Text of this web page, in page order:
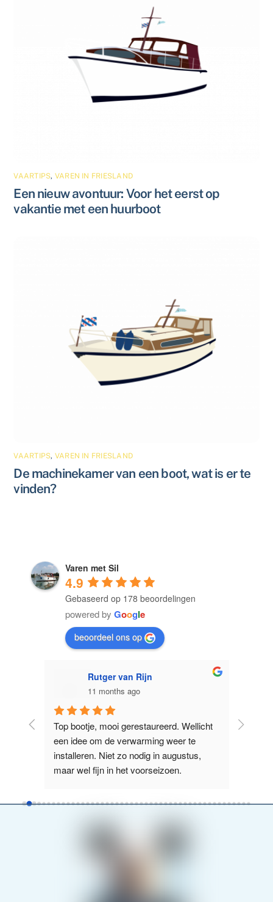
VAARTIPS, VAREN IN FRIESLAND
Een nieuw avontuur: Voor het eerst op
vakantie met een huurboot
VAARTIPS, VAREN IN FRIESLAND
De machinekamer van een boot, wat is er te
vinden?
Varen met Sil
4.9
Gebaseerd op 178 beoordelingen
powered by Google
beoordeel ons op
Rutger van Rijn
11 months ago
Top bootje, mooi gerestaureerd. Wellicht
een idee om de verwarming weer te
installeren. Niet zo nodig in augustus,
maar wel fijn in het voorseizoen.
Prima te